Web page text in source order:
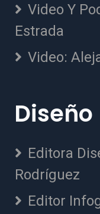
Video Y
Estrada
Video:
Diseño
Editora
Rodríguez
Editor